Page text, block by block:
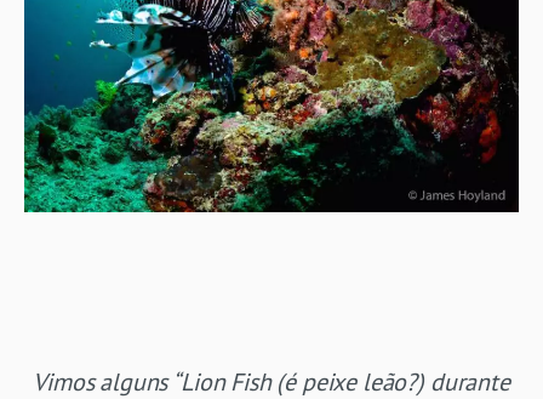
Vimos alguns “Lion Fish (é peixe leão?) durante